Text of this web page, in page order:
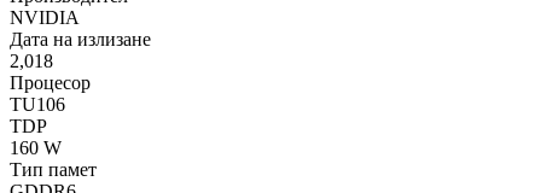
NVIDIA
Дата на излизане
2,018
Процесор
TU106
TDP
160 W
Тип памет